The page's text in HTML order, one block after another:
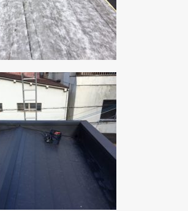
クリックでチラシのページにジャンプします
クリックでチラシのページにジャンプします